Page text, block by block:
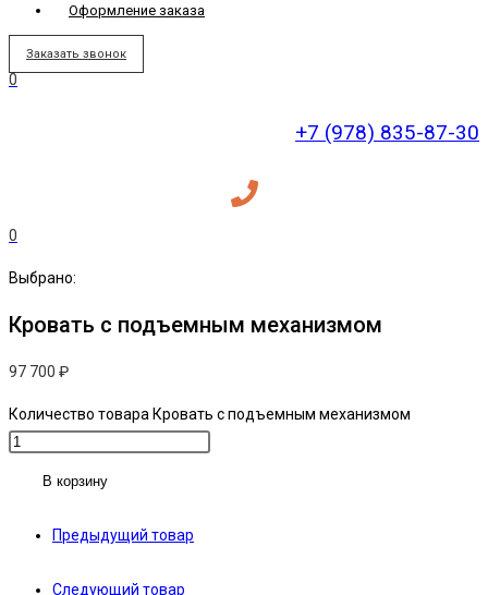
Оформление заказа
Заказать звонок
0
+7 (978) 835-87-30
0
Выбрано:
Кровать с подъемным механизмом
97 700 ₽
Количество товара Кровать с подъемным механизмом
В корзину
Предыдущий товар
Следующий товар